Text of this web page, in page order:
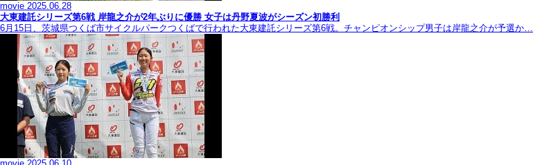
movie 2025.06.28
大東建託シリーズ第6戦 岸龍之介が2年ぶりに優勝 女子は丹野夏波がシーズン初勝利
6月15日、茨城県つくば市サイクルパークつくばで行われた大東建託シリーズ第6戦。チャンピオンシップ男子は岸龍之介が予選か…